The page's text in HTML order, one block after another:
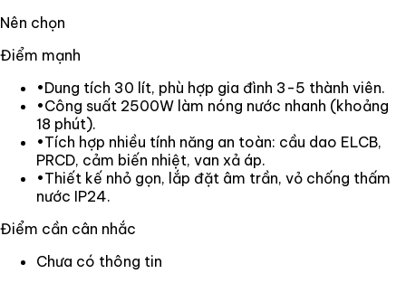
Nên chọn
Điểm mạnh
•Dung tích 30 lít, phù hợp gia đình 3-5 thành viên.
•Công suất 2500W làm nóng nước nhanh (khoảng
18 phút).
•Tích hợp nhiều tính năng an toàn: cầu dao ELCB,
PRCD, cảm biến nhiệt, van xả áp.
•Thiết kế nhỏ gọn, lắp đặt âm trần, vỏ chống thấm
nước IP24.
Điểm cần cân nhắc
Chưa có thông tin